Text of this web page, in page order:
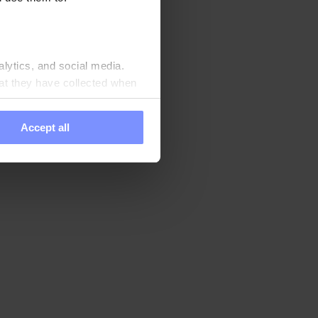
and social media.
they have collected when
Accept all
Merkmal der
Saft zu mischen,
Produkte